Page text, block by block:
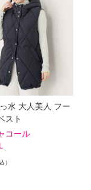
水 大人美人 フー
スト
コール
）